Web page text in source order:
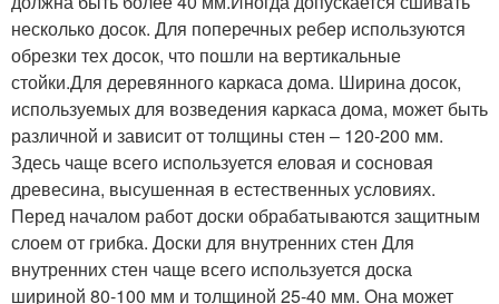
несколько досок. Для поперечных ребер используются
обрезки тех досок, что пошли на вертикальные
стойки.Для деревянного каркаса дома. Ширина досок,
используемых для возведения каркаса дома, может быть
различной и зависит от толщины стен – 120-200 мм.
Здесь чаще всего используется еловая и сосновая
древесина, высушенная в естественных условиях.
Перед началом работ доски обрабатываются защитным
слоем от грибка. Доски для внутренних стен Для
внутренних стен чаще всего используется доска
шириной 80-100 мм и толщиной 25-40 мм. Она может